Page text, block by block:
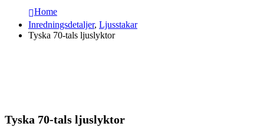
Home
Inredningsdetaljer, Ljusstakar
Tyska 70-tals ljuslyktor
Tyska 70-tals ljuslyktor